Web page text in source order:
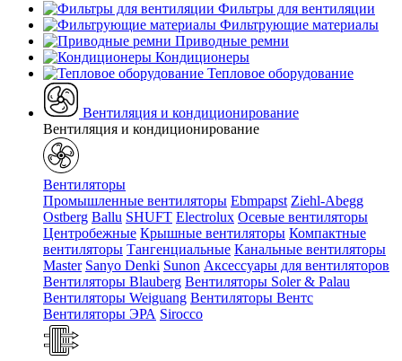
Фильтры для вентиляции
Фильтрующие материалы
Приводные ремни
Кондиционеры
Тепловое оборудование
Вентиляция и кондиционирование
Вентиляция и кондиционирование
Вентиляторы
Промышленные вентиляторы Ebmpapst Ziehl-Abegg
Ostberg Ballu SHUFT Electrolux Осевые вентиляторы
Центробежные Крышные вентиляторы Компактные
вентиляторы Тангенциальные Канальные вентиляторы
Master Sanyo Denki Sunon Аксессуары для вентиляторов
Вентиляторы Blauberg Вентиляторы Soler & Palau
Вентиляторы Weiguang Вентиляторы Вентс
Вентиляторы ЭРА Sirocco